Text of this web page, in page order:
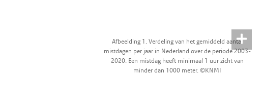
Afbeelding 1. Verdeling van het gemiddeld aantal
mistdagen per jaar in Nederland over de periode 2003-
2020. Een mistdag heeft minimaal 1 uur zicht van
minder dan 1000 meter. ©KNMI